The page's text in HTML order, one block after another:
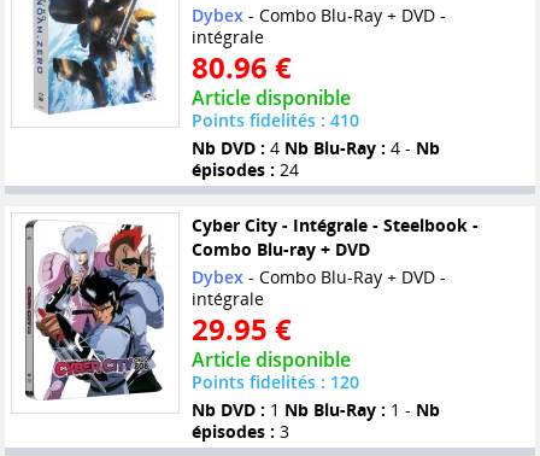
Dybex - Combo Blu-Ray + DVD -
intégrale
80.96 €
Article disponible
Points fidelités : 410
Nb DVD : 4 Nb Blu-Ray : 4 - Nb
épisodes : 24
Cyber City - Intégrale - Steelbook -
Combo Blu-ray + DVD
Dybex - Combo Blu-Ray + DVD -
intégrale
29.95 €
Article disponible
Points fidelités : 120
Nb DVD : 1 Nb Blu-Ray : 1 - Nb
épisodes : 3